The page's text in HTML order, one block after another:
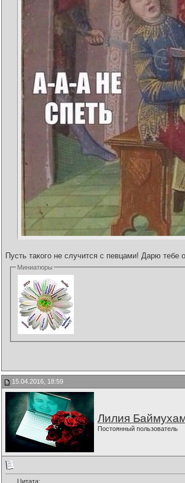
Пусть такого не случится с певцами! Дарю тебе
Миниатюры
15.04.2016, 18:59
Лилия
Постоянный пользователь
Цитата: